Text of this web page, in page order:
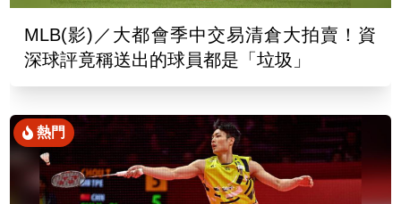
MLB(影)／大都會季中交易清倉大拍賣！資
深球評竟稱送出的球員都是「垃圾」
熱門